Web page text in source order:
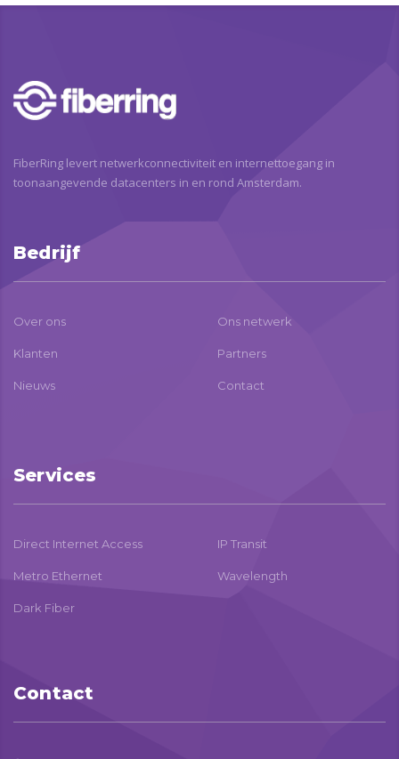
FiberRing levert netwerkconnectiviteit en internettoegang in
toonaangevende datacenters in en rond Amsterdam.
Bedrijf
Over ons Ons netwerk
Klanten Partners
Nieuws Contact
Services
Direct Internet Access IP Transit
Metro Ethernet Wavelength
Dark Fiber
Contact